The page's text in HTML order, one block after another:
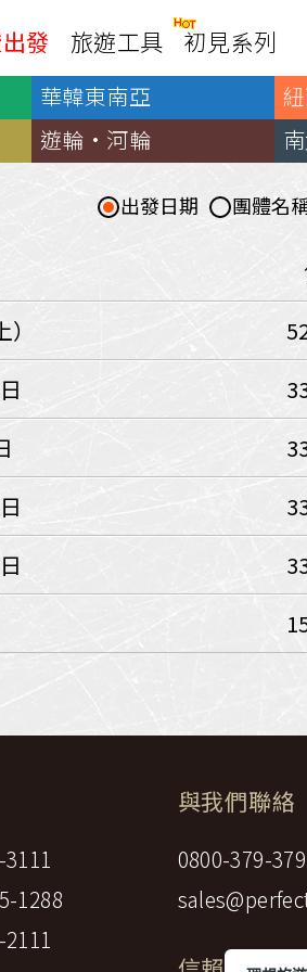
威
爾
加東賞楓
加西大環線
美西國家公園
巴西嘉年華
天空之鏡-玻
兩極會
極光峽灣
銀海遊輪
大洋遊輪
NCL遊輪
發 旅遊工具
銀行優惠
第一銀行刷卡回
聯邦銀行刷卡回
國泰世華刷卡回
中國信託3期/6期
初見系列
華韓東南亞
遊輪·河輪
團體名
出發日期
1288
與我們聯絡
0800-379-379